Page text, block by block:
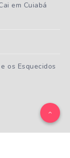
em Cuiabá
os Esquecidos